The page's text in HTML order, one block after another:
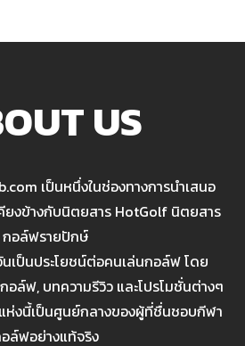
US
เป็นหนึ่งในช่องทางการนำเสนอ
ยงข้างกับนิตยสาร HotGolf นิตยสาร
กอล์ฟรายปักษ์
เป็นประโยชน์ต่อคนเล่นกอล์ฟ โดย
อล์ฟ, บทความรีวิว และโปรโมชั่นต่างๆ
ห่งนี้เป็นศูนย์กลางของผู้ที่ชื่นชอบกีฬา
ล์ฟอย่างแท้จริง